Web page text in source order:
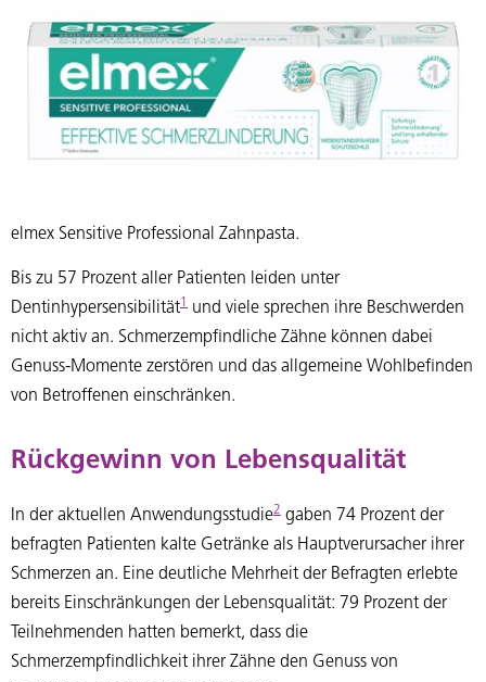
elmex Sensitive Professional Zahnpasta.
Bis zu 57 Prozent aller Patienten leiden unter
Dentinhypersensibilität
und viele sprechen ihre Beschwerden
nicht aktiv an. Schmerzempfindliche Zähne können dabei
Genuss-Momente zerstören und das allgemeine Wohlbefinden
von Betroffenen einschränken.
Rückgewinn von Lebensqualität
In der aktuellen Anwendungsstudie2 gaben 74 Prozent der
befragten Patienten kalte Getränke als Hauptverursacher ihrer
Schmerzen an. Eine deutliche Mehrheit der Befragten erlebte
bereits Einschränkungen der Lebensqualität: 79 Prozent der
Teilnehmenden hatten bemerkt, dass die
Schmerzempfindlichkeit ihrer Zähne den Genuss von